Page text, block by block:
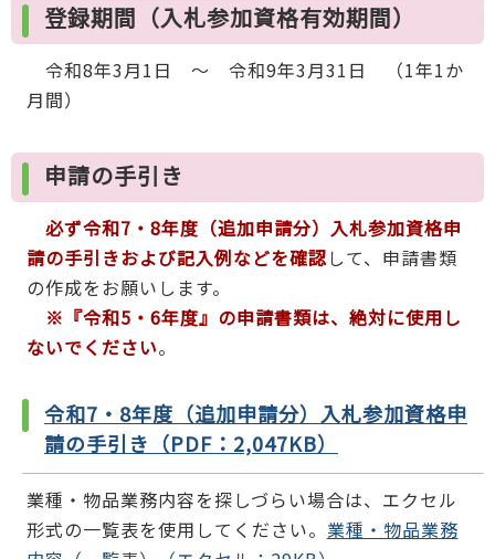
登録期間（入札参加資格有効期間）
令和8年3月1日 ～ 令和9年3月31日 （1年1か
月間）
申請の手引き
必ず令和7・8年度 （追加申請分） 入札参加資格申
請の手引きおよび記入例などを確認して、申請書類
の作成をお願いします。
※『令和5・6年度』 の申請書類は、絶対に使用し
ないでください。
令和7・8年度（追加申請分）入札参加資格申
請の手引き （PDF：2,047KB）
業種・物品業務内容を探しづらい場合は、エクセル
形式の一覧表を使用してください。 業種・物品業務